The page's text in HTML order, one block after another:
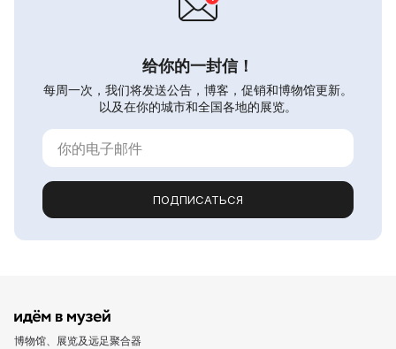
给你的一封信！
每周一次，我们将发送公告，博客，促销和博物馆更新。
以及在你的城市和全国各地的展览。
ПОДПИСАТЬСЯ
博物馆、展览及远足聚合器